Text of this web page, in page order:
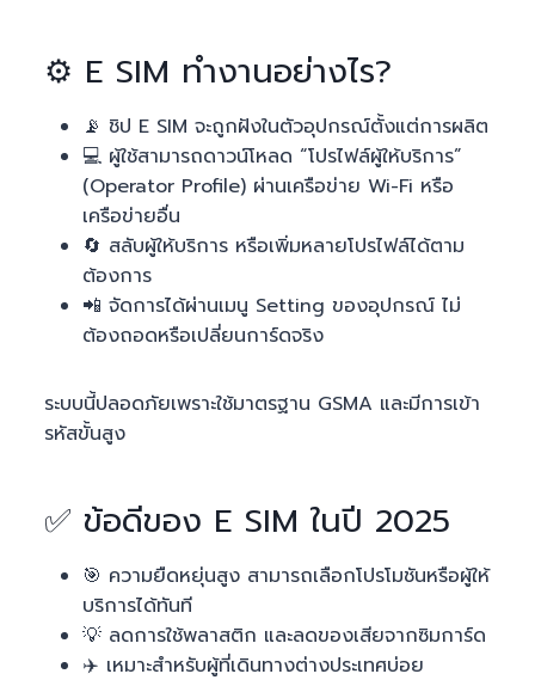
⚙️ E SIM ทำงานอย่างไร?
📡 ชิป E SIM จะถูกฝังในตัวอุปกรณ์ตั้งแต่การผลิต
💻 ผู้ใช้สามารถดาวน์โหลด “โปรไฟล์ผู้ให้บริการ”
(Operator Profile) ผ่านเครือข่าย Wi-Fi หรือ
เครือข่ายอื่น
🔄 สลับผู้ให้บริการ หรือเพิ่มหลายโปรไฟล์ได้ตาม
ต้องการ
📲 จัดการได้ผ่านเมนู Setting ของอุปกรณ์ ไม่
ต้องถอดหรือเปลี่ยนการ์ดจริง
ระบบนี้ปลอดภัยเพราะใช้มาตรฐาน GSMA และมีการเข้า
รหัสขั้นสูง
✅ ข้อดีของ E SIM ในปี 2025
🎯 ความยืดหยุ่นสูง สามารถเลือกโปรโมชันหรือผู้ให้
บริการได้ทันที
💡 ลดการใช้พลาสติก และลดของเสียจากซิมการ์ด
✈️ เหมาะสำหรับผู้ที่เดินทางต่างประเทศบ่อย